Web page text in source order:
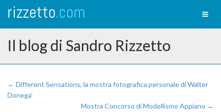
rizzetto.com
Il blog di Sandro Rizzetto
← Different Sensations, la mostra fotografica personale di Walter
Donega'
Mostra Concorso di Modellismo Appiano →